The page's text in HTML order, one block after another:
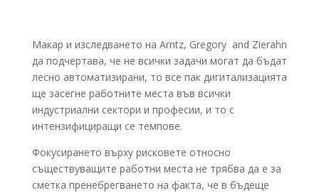
Макар и изследването на Arntz, Gregory and Zierahn
да подчертава, че не всички задачи могат да бъдат
лесно автоматизирани, то все пак дигитализацията
ще засегне работните места във всички
индустриални сектори и професии, и то с
интензифициращи се темпове.
Фокусирането върху рисковете относно
съществуващите работни места не трябва да е за
сметка пренебрегването на факта, че в бъдеще